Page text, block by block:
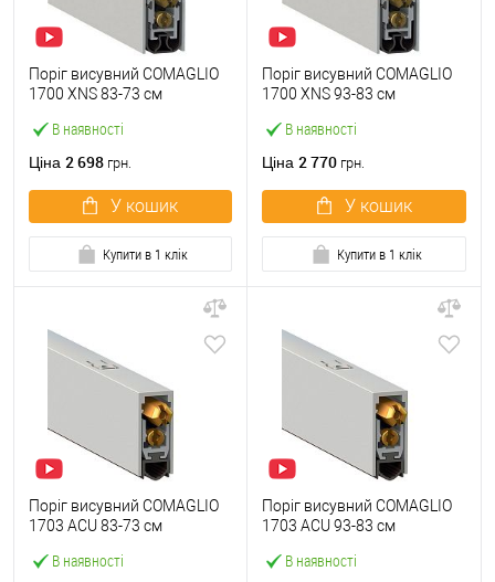
В наявності
Поріг висувний COMAGLIO
1700 XNS 83-73 см
Ціна 2 698 грн.
У кошик
Купити в 1 клік
В наявності
Поріг висувний COMAGLIO
1700 XNS 93-83 см
Ціна 2 770 грн.
У кошик
Купити в 1 клік
В наявності
Поріг висувний COMAGLIO
1703 ACU 83-73 см
В наявності
Поріг висувний COMAGLIO
1703 ACU 93-83 см